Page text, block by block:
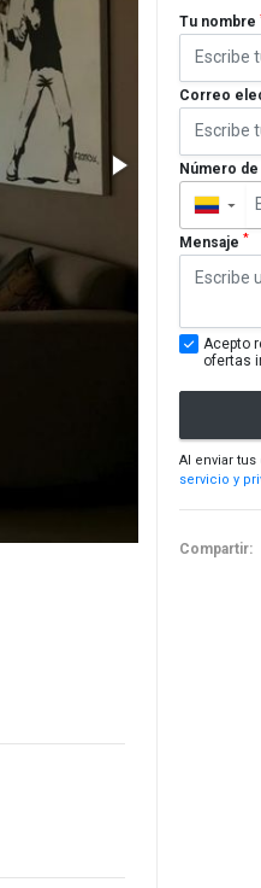
Tu nombre
Correo
Número
▼
Mensaje *
Acepto
ofertas
Al enviar
servicio y
Compartir: